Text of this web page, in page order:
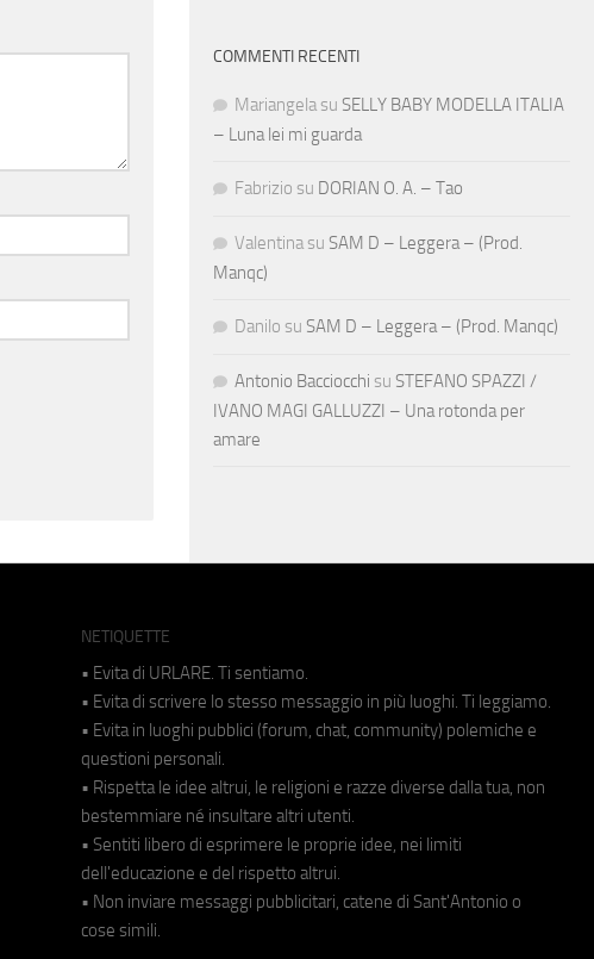
COMMENTI RECENTI
Mariangela su SELLY BABY MODELLA ITALIA
– Luna lei mi guarda
Fabrizio su DORIAN O. A. – Tao
Valentina su SAM D – Leggera – (Prod.
Manqc)
Danilo su SAM D – Leggera – (Prod. Manqc)
Antonio Bacciocchi su STEFANO SPAZZI /
IVANO MAGI GALLUZZI – Una rotonda per
amare
NETIQUETTE
• Evita di URLARE. Ti sentiamo.
• Evita di scrivere lo stesso messaggio in più luoghi. Ti leggiamo.
• Evita in luoghi pubblici (forum, chat, community) polemiche e
questioni personali.
• Rispetta le idee altrui, le religioni e razze diverse dalla tua, non
bestemmiare né insultare altri utenti.
• Sentiti libero di esprimere le proprie idee, nei limiti
dell'educazione e del rispetto altrui.
• Non inviare messaggi pubblicitari, catene di Sant'Antonio o
cose simili.